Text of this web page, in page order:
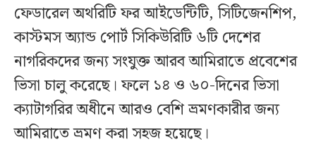
ফেডারেল অথরিটি ফর আইডেন্টিটি, সিটিজেনশিপ,
কাস্টমস অ্যান্ড পোর্ট সিকিউরিটি ৬টি দেশের
নাগরিকদের জন্য সংযুক্ত আরব আমিরাতে প্রবেশের
ভিসা চালু করেছে। ফলে ১৪ ও ৬০-দিনের ভিসা
ক্যাটাগরির অধীনে আরও বেশি ভ্রমণকারীর জন্য
আমিরাতে ভ্রমণ করা সহজ হয়েছে।